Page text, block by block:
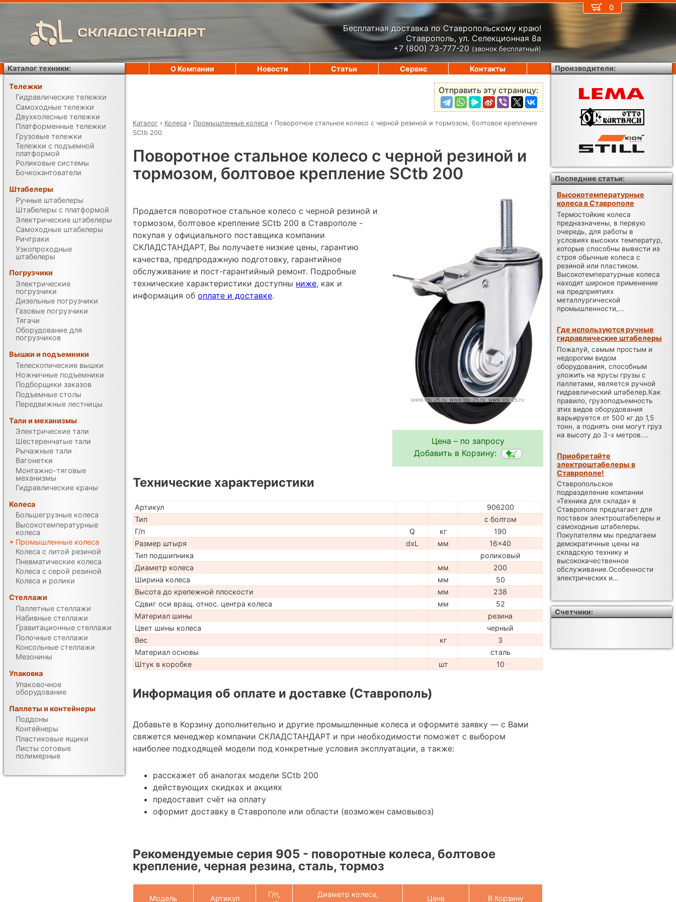
СКЛАДСТАНДАРТ
Бесплатная доставка по Ставропольскому краю!
Ставрополь, ул. Селекционная 8а
+7 (800) 73-777-20 (звонок бесплатный)
Отправить эту страницу:
Каталог › Колеса › Промышленные колеса › Поворотное стальное колесо с черной резиной и тормозом, болтовое крепление
SCtb 200
Поворотное стальное колесо с черной резиной и
тормозом, болтовое крепление SCtb 200
Цена – по запросу
Добавить в Корзину:
Продается поворотное стальное колесо с черной резиной и
тормозом, болтовое крепление SCtb 200 в Ставрополе -
покупая у официального поставщика компании
СКЛАДСТАНДАРТ, Вы получаете низкие цены, гарантию
качества, предпродажную подготовку, гарантийное
обслуживание и пост-гарантийный ремонт. Подробные
технические характеристики доступны ниже, как и
информация об оплате и доставке.
Технические характеристики
Артикул
906200
Тип
с болтом
Г/п
Q кг
190
Размер штыря
dxL мм
16x40
Тип подшипника
роликовый
Диаметр колеса
мм
200
Ширина колеса
мм
50
Высота до крепежной плоскости
мм
238
Сдвиг оси вращ. относ. центра колеса
мм
52
Материал шины
резина
Цвет шины колеса
черный
Вес
кг
3
Материал основы
сталь
Штук в коробке
шт 10
Информация об оплате и доставке (Ставрополь)
Добавьте в Корзину дополнительно и другие промышленные колеса и оформите заявку — с Вами
свяжется менеджер компании СКЛАДСТАНДАРТ и при необходимости поможет с выбором
наиболее подходящей модели под конкретные условия эксплуатации, а также:
расскажет об аналогах модели SCtb 200
действующих скидках и акциях
предоставит счёт на оплату
оформит доставку в Ставрополе или области (возможен самовывоз)
Рекомендуемые серия 905 - поворотные колеса, болтовое
крепление, черная резина, сталь, тормоз
Модель Артикул
Г/п,
Диаметр колеса,
Цена В Корзину
0
О Компании Новости Статьи Сервис Контакты
Каталог техники:
Тележки
Гидравлические тележки
Самоходные тележки
Двухколесные тележки
Платформенные тележки
Грузовые тележки
Тележки с подъемной
платформой
Роликовые системы
Бочкокантователи
Штабелеры
Ручные штабелеры
Штабелеры с платформой
Электрические штабелеры
Самоходные штабелеры
Ричтраки
Узкопроходные
штабелеры
Погрузчики
Электрические
погрузчики
Дизельные погрузчики
Газовые погрузчики
Тягачи
Оборудование для
погрузчиков
Вышки и подъемники
Телескопические вышки
Ножничные подъемники
Подборщики заказов
Подъемные столы
Передвижные лестницы
Тали и механизмы
Электрические тали
Шестеренчатые тали
Рычажные тали
Вагонетки
Монтажно-тяговые
механизмы
Гидравлические краны
Колеса
Большегрузные колеса
Высокотемпературные
колеса
Промышленные колеса
Колеса с литой резиной
Пневматические колеса
Колеса с серой резиной
Колеса и ролики
Стеллажи
Паллетные стеллажи
Набивные стеллажи
Гравитационные стеллажи
Полочные стеллажи
Консольные стеллажи
Мезонины
Упаковка
Упаковочное
оборудование
Паллеты и контейнеры
Поддоны
Контейнеры
Пластиковые ящики
Листы сотовые
полимерные
Производители:
Последние статьи:
Высокотемпературные
колеса в Ставрополе
Термостойкие колеса
предназначены, в первую
очередь, для работы в
условиях высоких температур,
которые способны вывести из
строя обычные колеса с
резиной или пластиком.
Высокотемпературные колеса
находят широкое применение
на предприятиях
металлургической
промышленности,...
Где используются ручные
гидравлические штабелеры
Пожалуй, самым простым и
недорогим видом
оборудования, способным
уложить на ярусы грузы с
паллетами, является ручной
гидравлический штабелер.Как
правило, грузоподъемность
этих видов оборудования
варьируется от 500 кг до 1,5
тонн, а поднять они могут груз
на высоту до 3-х метров....
Приобретайте
электроштабелеры в
Ставрополе!
Ставропольское
подразделение компании
«Техника для склада» в
Ставрополе предлагает для
поставок электроштабелеры и
самоходные штабелеры.
Покупателям мы предлагаем
демократичные цены на
складскую технику и
высококачественное
обслуживание.Особенности
электрических и...
Счетчики: